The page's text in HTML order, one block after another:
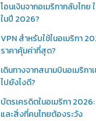
โอนเงินจากอเมริกากลับไท
ในปี 2026?
VPN สำหรับใช้ในอเมริกา
ราคาคุ้มค่าที่สุด?
เดินทางจากสนามบินอเมริกา
ไปยังไงดี?
บัตรเครดิตในอเมริกา
และสิ่งที่คนไทยต้องระวัง